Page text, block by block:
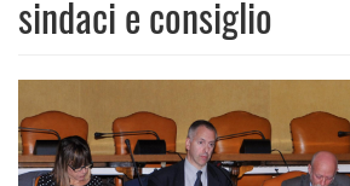
sindaci e consiglio